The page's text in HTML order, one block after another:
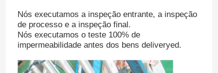
Nós executamos a inspeção entrante, a inspeção
de processo e a inspeção final.
Nós executamos o teste 100% de
impermeabilidade antes dos bens deliveryed.